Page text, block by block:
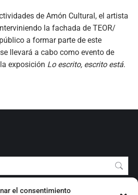
el consentimiento
de Amón Cultural, el artista
la fachada de TEOR/
a formar parte de este
llevará a cabo como evento de
exposición Lo escrito, escrito está.